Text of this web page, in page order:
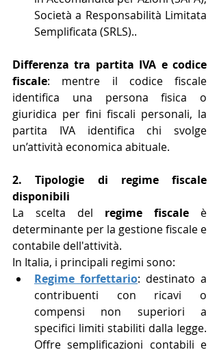
Società a Responsabilità Limitata
Semplificata (SRLS)..
Differenza tra partita IVA e codice
fiscale: mentre il codice fiscale
identifica una persona fisica o
giuridica per fini fiscali personali, la
partita IVA identifica chi svolge
un’attività economica abituale.
2. Tipologie di regime fiscale
disponibili
La scelta del regime fiscale è
determinante per la gestione fiscale e
contabile dell'attività.
In Italia, i principali regimi sono:
Regime forfettario: destinato a
contribuenti con ricavi o
compensi non superiori a
specifici limiti stabiliti dalla legge.
Offre semplificazioni contabili e